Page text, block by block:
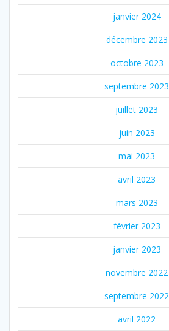
janvier 2024
décembre 2023
octobre 2023
septembre 2023
juillet 2023
juin 2023
mai 2023
avril 2023
mars 2023
février 2023
janvier 2023
novembre 2022
septembre 2022
avril 2022